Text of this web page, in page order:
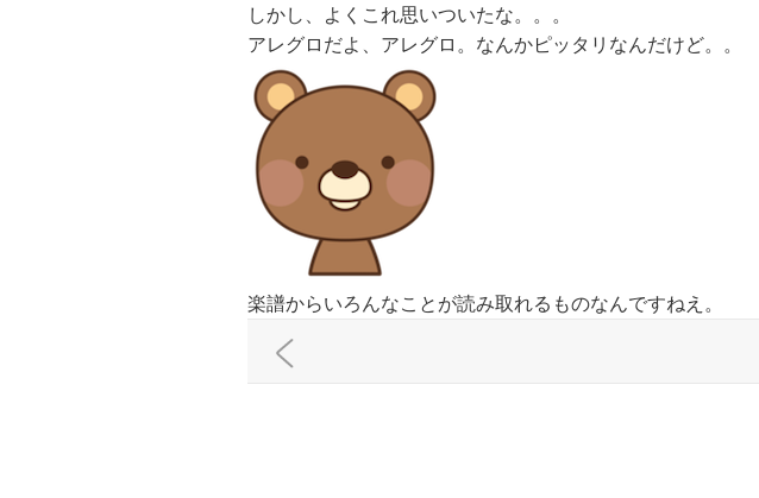
しかし、よくこれ思いついたな。。。
アレグロだよ、アレグロ。なんかピッタリなんだけど。。
楽譜からいろんなことが読み取れるものなんですねえ。